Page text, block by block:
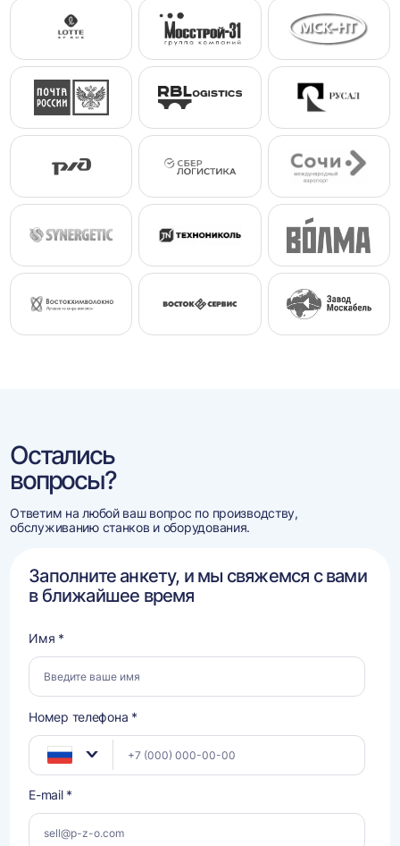
Остались
вопросы?
Ответим на любой ваш вопрос по производству,
обслуживанию станков и оборудования.
Заполните анкету, и мы свяжемся с вами
в ближайшее время
Имя *
Номер телефона *
E-mail *